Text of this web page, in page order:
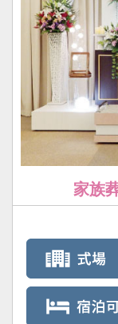
家族